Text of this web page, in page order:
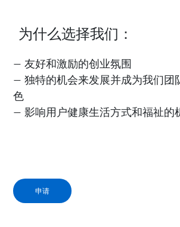
为什么选择我们：
— 友好和激励的创业氛围
— 独特的机会来发展并成为我们团
色
— 影响用户健康生活方式和福祉的
申请